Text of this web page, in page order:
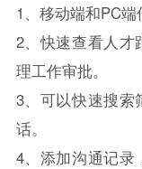
1、移动端和PC端
2、快速查看人才
理工作审批。
3、可以快速搜索
话。
4、添加沟通记录